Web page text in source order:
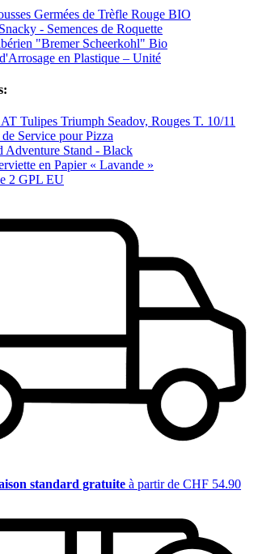
Germées de Trèfle Rouge BIO
- Semences de Roquette
"Bremer Scheerkohl" Bio
en Plastique – Unité
Tulipes Triumph Seadov, Rouges T. 10/11
Service pour Pizza
Adventure Stand - Black
en Papier « Lavande »
2 GPL EU
standard gratuite à partir de CHF 54.90